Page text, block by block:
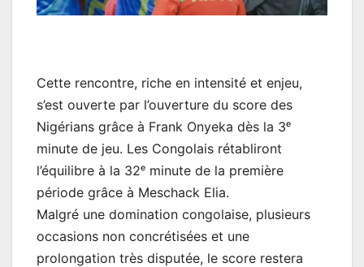
Cette rencontre, riche en intensité et enjeu,
s’est ouverte par l’ouverture du score des
Nigérians grâce à Frank Onyeka dès la 3ᵉ
minute de jeu. Les Congolais rétabliront
l’équilibre à la 32ᵉ minute de la première
période grâce à Meschack Elia.
Malgré une domination congolaise, plusieurs
occasions non concrétisées et une
prolongation très disputée, le score restera